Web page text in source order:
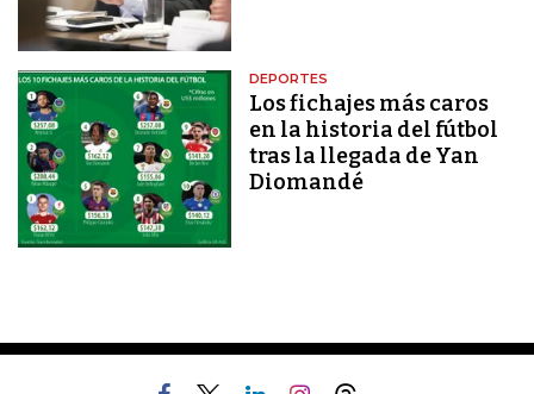
DEPORTES
Los fichajes más caros
en la historia del fútbol
tras la llegada de Yan
Diomandé